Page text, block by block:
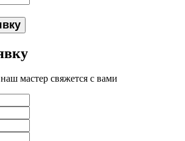
заявку
мастер свяжется с вами